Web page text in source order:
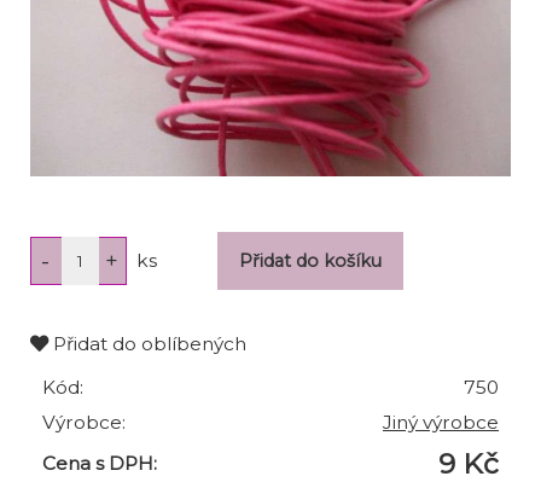
ks
Přidat do oblíbených
Kód:
750
Výrobce:
Jiný výrobce
Cena s DPH:
9 Kč